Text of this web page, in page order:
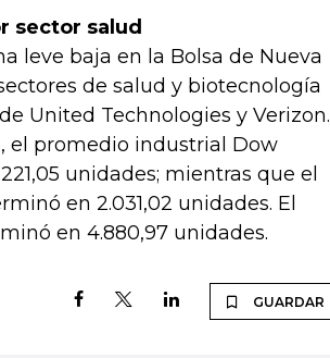
sector salud
leve baja en la Bolsa de Nueva
de salud y biotecnología
United Technologies y Verizon.
el promedio industrial Dow
unidades; mientras que el
en 2.031,02 unidades. El
en 4.880,97 unidades.
GUARDAR